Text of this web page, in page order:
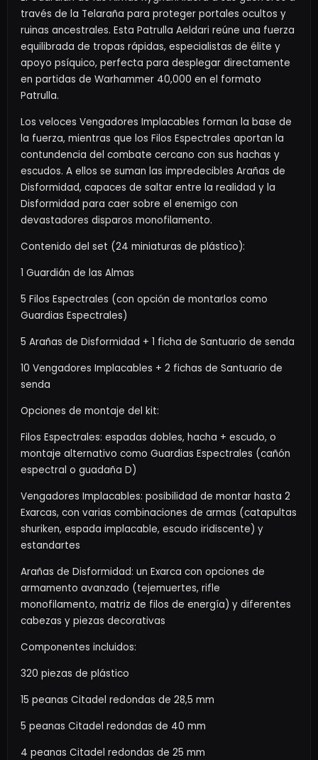
través de la Telaraña para proteger portales ocultos y
ruinas ancestrales. Esta Patrulla Aeldari reúne una fuerza
equilibrada de tropas rápidas, especialistas de élite y
apoyo psíquico, perfecta para desplegar directamente
en partidas de Warhammer 40,000 en el formato
Patrulla.
Los veloces Vengadores Implacables forman la base de
la fuerza, mientras que los Filos Espectrales aportan la
contundencia del combate cercano con sus hachas y
escudos. A ellos se suman las impredecibles Arañas de
Disformidad, capaces de saltar entre la realidad y la
Disformidad para caer sobre el enemigo con
devastadores disparos monofilamento.
Contenido del set (24 miniaturas de plástico):
1 Guardián de las Almas
5 Filos Espectrales (con opción de montarlos como
Guardias Espectrales)
5 Arañas de Disformidad + 1 ficha de Santuario de senda
10 Vengadores Implacables + 2 fichas de Santuario de
senda
Opciones de montaje del kit:
Filos Espectrales: espadas dobles, hacha + escudo, o
montaje alternativo como Guardias Espectrales (cañón
espectral o guadaña D)
Vengadores Implacables: posibilidad de montar hasta 2
Exarcas, con varias combinaciones de armas (catapultas
shuriken, espada implacable, escudo iridiscente) y
estandartes
Arañas de Disformidad: un Exarca con opciones de
armamento avanzado (tejemuertes, rifle
monofilamento, matriz de filos de energía) y diferentes
cabezas y piezas decorativas
Componentes incluidos:
320 piezas de plástico
15 peanas Citadel redondas de 28,5 mm
5 peanas Citadel redondas de 40 mm
4 peanas Citadel redondas de 25 mm